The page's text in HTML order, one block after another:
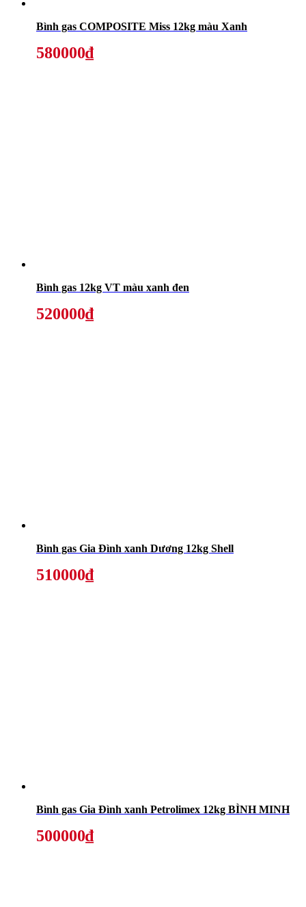
Bình gas COMPOSITE Miss 12kg màu Xanh
580000₫
Bình gas 12kg VT màu xanh đen
520000₫
Bình gas Gia Đình xanh Dương 12kg Shell
510000₫
Bình gas Gia Đình xanh Petrolimex 12kg BÌNH MINH
500000₫